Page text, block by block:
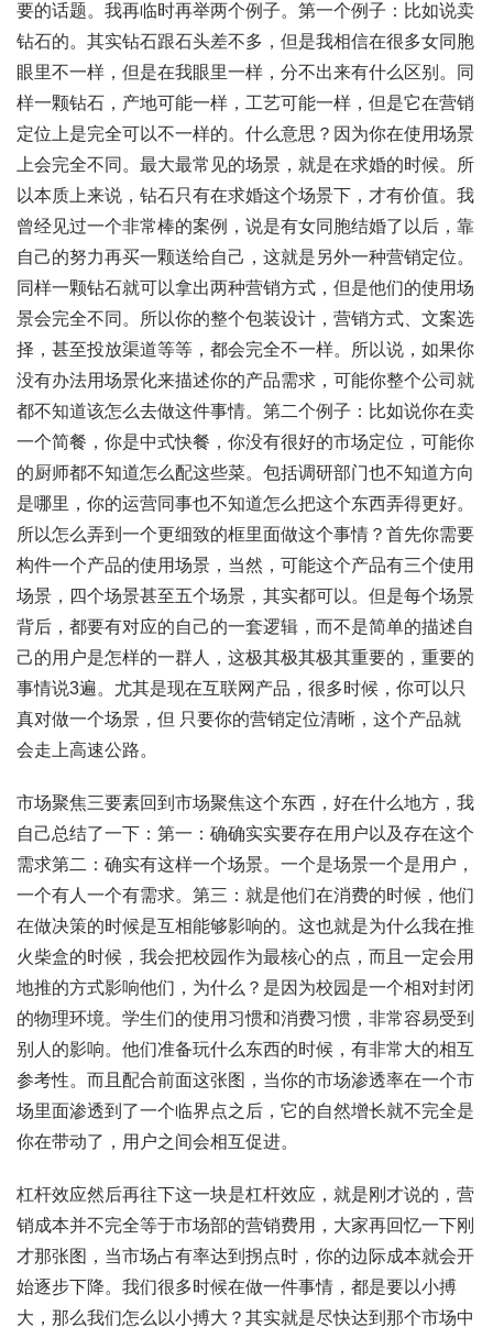
要的话题。我再临时再举两个例子。第一个例子：比如说卖
钻石的。其实钻石跟石头差不多，但是我相信在很多女同胞
眼里不一样，但是在我眼里一样，分不出来有什么区别。同
样一颗钻石，产地可能一样，工艺可能一样，但是它在营销
定位上是完全可以不一样的。什么意思？因为你在使用场景
上会完全不同。最大最常见的场景，就是在求婚的时候。所
以本质上来说，钻石只有在求婚这个场景下，才有价值。我
曾经见过一个非常棒的案例，说是有女同胞结婚了以后，靠
自己的努力再买一颗送给自己，这就是另外一种营销定位。
同样一颗钻石就可以拿出两种营销方式，但是他们的使用场
景会完全不同。所以你的整个包装设计，营销方式、文案选
择，甚至投放渠道等等，都会完全不一样。所以说，如果你
没有办法用场景化来描述你的产品需求，可能你整个公司就
都不知道该怎么去做这件事情。第二个例子：比如说你在卖
一个简餐，你是中式快餐，你没有很好的市场定位，可能你
的厨师都不知道怎么配这些菜。包括调研部门也不知道方向
是哪里，你的运营同事也不知道怎么把这个东西弄得更好。
所以怎么弄到一个更细致的框里面做这个事情？首先你需要
构件一个产品的使用场景，当然，可能这个产品有三个使用
场景，四个场景甚至五个场景，其实都可以。但是每个场景
背后，都要有对应的自己的一套逻辑，而不是简单的描述自
己的用户是怎样的一群人，这极其极其极其重要的，重要的
事情说3遍。尤其是现在互联网产品，很多时候，你可以只
真对做一个场景，但 只要你的营销定位清晰，这个产品就
会走上高速公路。
市场聚焦三要素回到市场聚焦这个东西，好在什么地方，我
自己总结了一下：第一：确确实实要存在用户以及存在这个
需求第二：确实有这样一个场景。一个是场景一个是用户，
一个有人一个有需求。第三：就是他们在消费的时候，他们
在做决策的时候是互相能够影响的。这也就是为什么我在推
火柴盒的时候，我会把校园作为最核心的点，而且一定会用
地推的方式影响他们，为什么？是因为校园是一个相对封闭
的物理环境。学生们的使用习惯和消费习惯，非常容易受到
别人的影响。他们准备玩什么东西的时候，有非常大的相互
参考性。而且配合前面这张图，当你的市场渗透率在一个市
场里面渗透到了一个临界点之后，它的自然增长就不完全是
你在带动了，用户之间会相互促进。
杠杆效应然后再往下这一块是杠杆效应，就是刚才说的，营
销成本并不完全等于市场部的营销费用，大家再回忆一下刚
才那张图，当市场占有率达到拐点时，你的边际成本就会开
始逐步下降。我们很多时候在做一件事情，都是要以小搏
大，那么我们怎么以小搏大？其实就是尽快达到那个市场中